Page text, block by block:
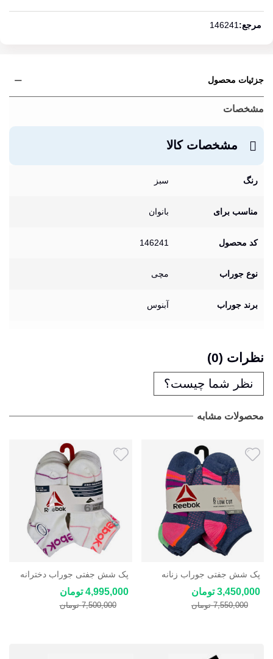
مرجع: 146241
جزئیات محصول
مشخصات
مشخصات کالا
رنگ سبز
مناسب برای بانوان
کد محصول 146241
نوع جوراب مچی
برند جوراب آبنوس
نظرات (0)
نظر شما چیست؟
محصولات مشابه
پک شش جفتی جوراب زنانه
ریباک سایز 35 تا 40
3,450,000 تومان
7,550,000 تومان
پک شش جفتی جوراب دخترانه
ریباک سایز 35 تا 40
4,995,000 تومان
7,500,000 تومان